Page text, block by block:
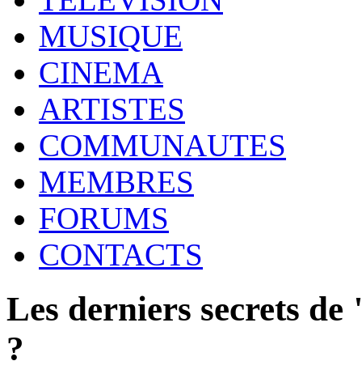
MUSIQUE
CINEMA
ARTISTES
COMMUNAUTES
MEMBRES
FORUMS
CONTACTS
Les derniers secrets
?